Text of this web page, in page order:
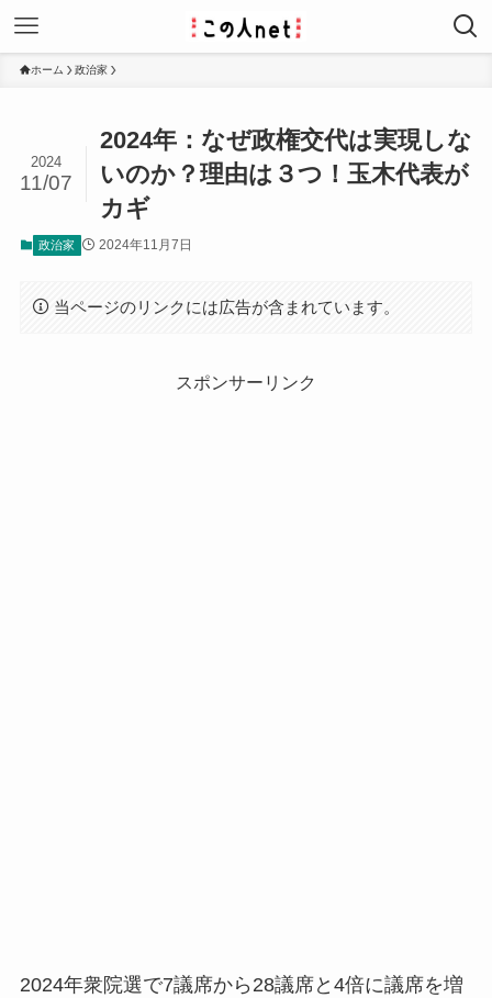
ホーム 政治家
2024年：なぜ政権交代は実現しな
いのか？理由は３つ！玉木代表が
カギ
2024
11/07
政治家 2024年11月7日
当ページのリンクには広告が含まれています。
スポンサーリンク
2024年衆院選で7議席から28議席と4倍に議席を増